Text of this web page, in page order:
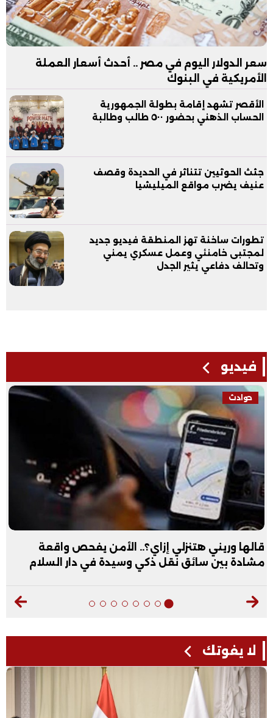
سعر الدولار اليوم في مصر .. أحدث أسعار العملة
الأمريكية في البنوك
الأقصر تشهد إقامة بطولة الجمهورية
الحساب الذهني بحضور ٥٠٠ طالب وطالبة
جثث الحوثيين تتناثر في الحديدة وقصف
عنيف يضرب مواقع الميليشيا
تطورات ساخنة تهز المنطقة فيديو جديد
لمجتبى خامنئي وعمل عسكري يمني
وتحالف دفاعي يثير الجدل
فيديو
حوادث
قالها وريني هتنزلي إزاي؟.. الأمن يفحص واقعة
مشادة بين سائق نقل ذكي وسيدة في دار السلام
لا يفوتك